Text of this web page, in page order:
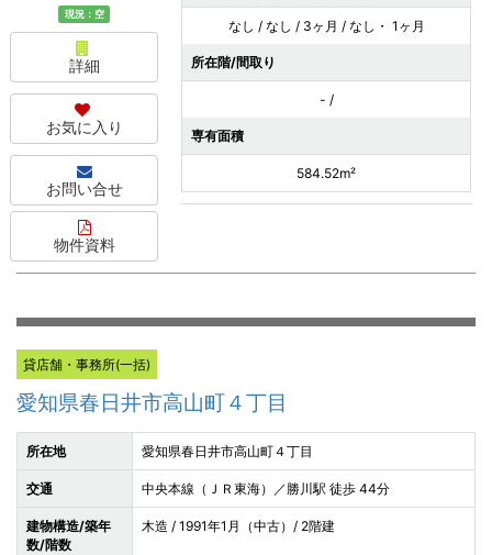
現況：空
詳細
お気に入り
お問い合せ
物件資料
なし / なし / 3ヶ月 / なし・ 1ヶ月
所在階/間取り
- /
専有面積
584.52m²
貸店舗・事務所(一括)
愛知県春日井市高山町４丁目
所在地 愛知県春日井市高山町４丁目
交通 中央本線（ＪＲ東海）／勝川駅 徒歩 44分
建物構造/築年
数/階数
木造 / 1991年1月（中古）/ 2階建